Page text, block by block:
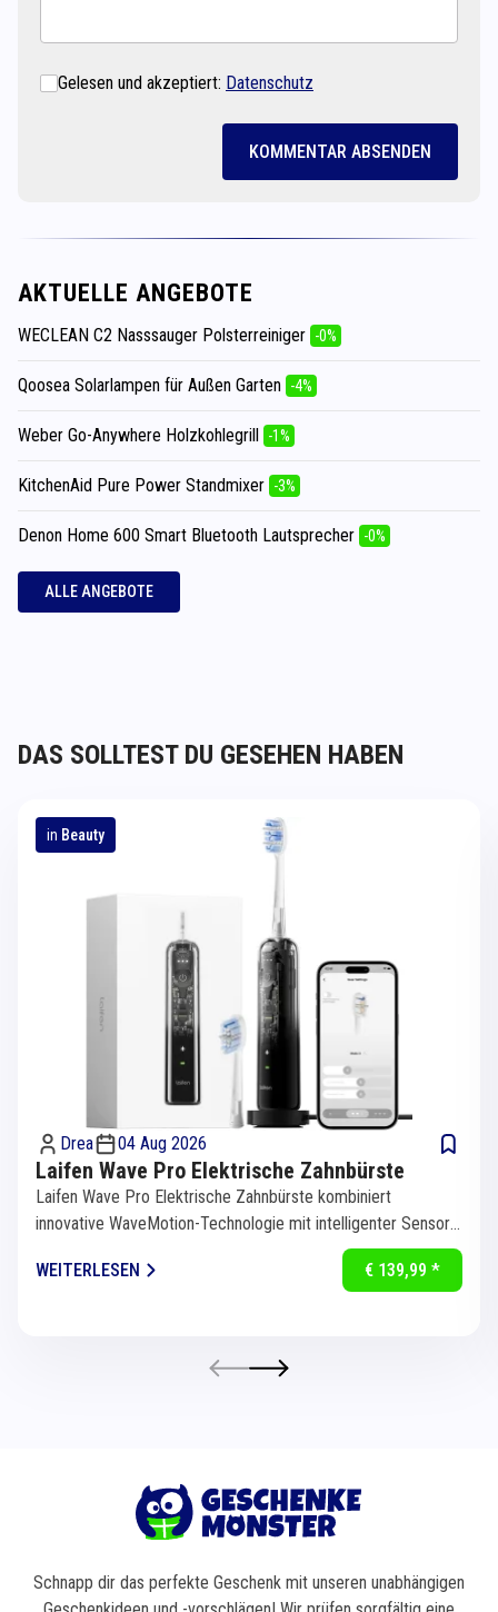
Gelesen und akzeptiert: Datenschutz
KOMMENTAR ABSENDEN
AKTUELLE ANGEBOTE
WECLEAN C2 Nasssauger Polsterreiniger -0%
Qoosea Solarlampen für Außen Garten -4%
Weber Go-Anywhere Holzkohlegrill -1%
KitchenAid Pure Power Standmixer -3%
Denon Home 600 Smart Bluetooth Lautsprecher -0%
ALLE ANGEBOTE
DAS SOLLTEST DU GESEHEN HABEN
in Beauty
Drea 04 Aug 2026
Laifen Wave Pro Elektrische Zahnbürste
Laifen Wave Pro Elektrische Zahnbürste kombiniert
innovative WaveMotion-Technologie mit intelligenter Sensorik
WEITERLESEN
€ 139,99 *
Schnapp dir das perfekte Geschenk mit unseren unabhängigen